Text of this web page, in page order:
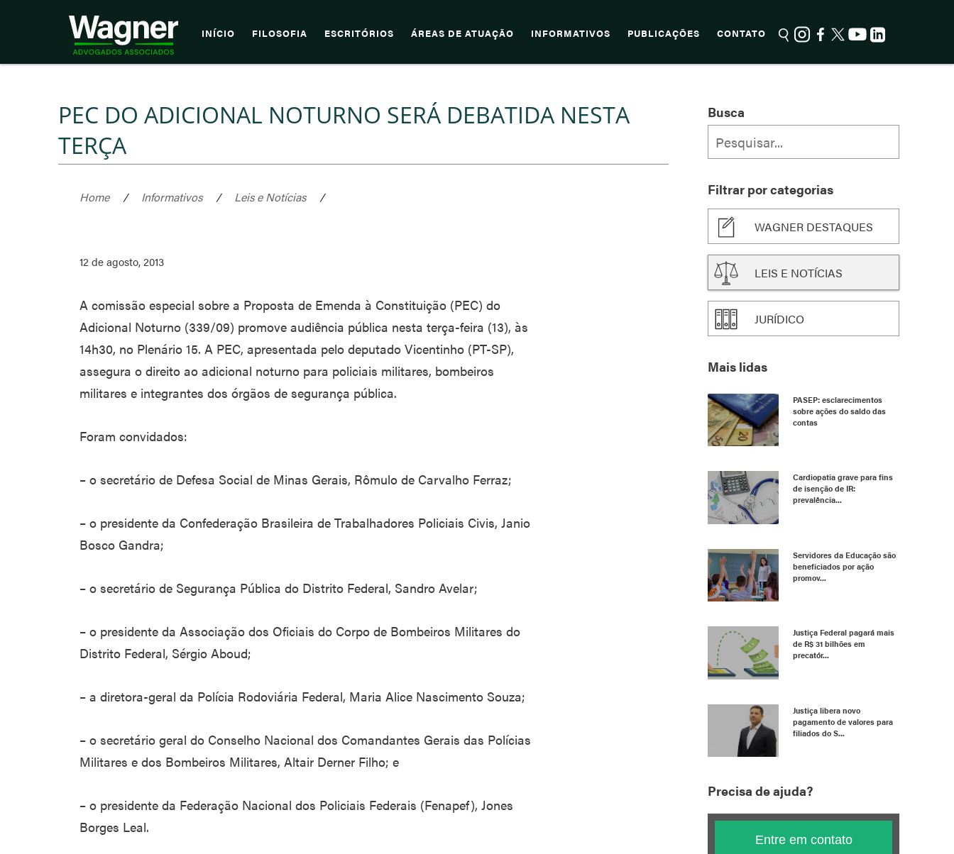
INÍCIO FILOSOFIA ESCRITÓRIOS ÁREAS DE ATUAÇÃO INFORMATIVOS PUBLICAÇÕES CONTATO
PEC DO ADICIONAL NOTURNO SERÁ DEBATIDA NESTA
TERÇA
Home / Informativos / Leis e Notícias /
12 de agosto, 2013
A comissão especial sobre a Proposta de Emenda à Constituição (PEC) do
Adicional Noturno (339/09) promove audiência pública nesta terça-feira (13), às
14h30, no Plenário 15. A PEC, apresentada pelo deputado Vicentinho (PT-SP),
assegura o direito ao adicional noturno para policiais militares, bombeiros
militares e integrantes dos órgãos de segurança pública.
Foram convidados:
– o secretário de Defesa Social de Minas Gerais, Rômulo de Carvalho Ferraz;
– o presidente da Confederação Brasileira de Trabalhadores Policiais Civis, Janio
Bosco Gandra;
– o secretário de Segurança Pública do Distrito Federal, Sandro Avelar;
– o presidente da Associação dos Oficiais do Corpo de Bombeiros Militares do
Distrito Federal, Sérgio Aboud;
– a diretora-geral da Polícia Rodoviária Federal, Maria Alice Nascimento Souza;
– o secretário geral do Conselho Nacional dos Comandantes Gerais das Polícias
Militares e dos Bombeiros Militares, Altair Derner Filho; e
– o presidente da Federação Nacional dos Policiais Federais (Fenapef), Jones
Borges Leal.
Busca
Filtrar por categorias
WAGNER DESTAQUES
LEIS E NOTÍCIAS
JURÍDICO
Mais lidas
PASEP: esclarecimentos
sobre ações do saldo das
contas
Cardiopatia grave para fins
de isenção de IR:
prevalência...
Servidores da Educação são
beneficiados por ação
promov...
Justiça Federal pagará mais
de R$ 31 bilhões em
precatór...
Justiça libera novo
pagamento de valores para
filiados do S...
Precisa de ajuda?
Entre em contato